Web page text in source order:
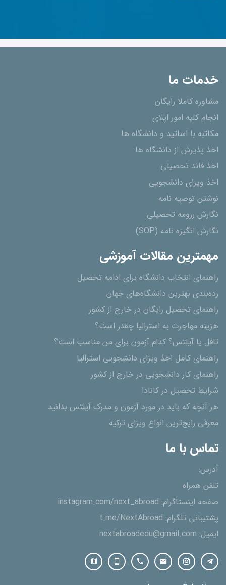
خدمات ما
مشاوره کاملا رایگان
انجام کلیه امور اپلای
مکاتبه با اساتید و دانشگاه ها
اخذ پذیرش از دانشگاه ھا
اخذ فاند تحصیلی
اخذ ویزای دانشجویی
نوشتن توصیه نامه
نگارش رزومه تحصیلی
نگارش انگیزه نامه (SOP)
مهمترین مقالات آموزشی
راهنمای انتخاب دانشگاه برای ادامه تحصیل
رده‌بندی بهترین دانشگاه‌های جهان
راهنمای تحصیل رایگان در خارج از کشور
هزینه مهاجرت به استرالیا چقدر است؟
تافل یا آیلتس؟ کدام آزمون برای من مناسب است؟
راهنمای کامل اخذ ویزای دانشجویی استرالیا
راهنمای کار دانشجویی در خارج از کشور
شرایط تحصیل در کانادا
هر آنچه که باید در مورد آزمون و مدرک آیلتس بدانید
معرفی رایج‌ترین انواع ویزای ترکیه
تماس با ما
آدرس:
تلفن همراه
صفحه اینستاگرام: instagram.com/next_abroad
پشتیبانی تلگرام: t.me/NextAbroad
ایمیل: nextabroadedu@gmail.com